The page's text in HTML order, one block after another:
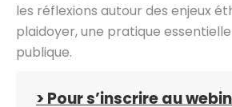
les réflexions autour des enjeux
plaidoyer, une pratique
publique.
> Pour s’inscrire au